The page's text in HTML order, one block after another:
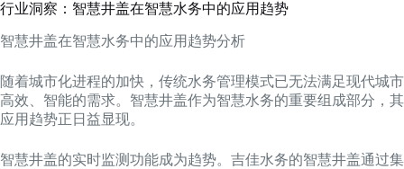
行业洞察：智慧井盖在智慧水务中的应用趋势
智慧井盖在智慧水务中的应用趋势分析
随着城市化进程的加快，传统水务管理模式已无法满足现代城市
高效、智能的需求。智慧井盖作为智慧水务的重要组成部分，其
应用趋势正日益显现。
智慧井盖的实时监测功能成为趋势。吉佳水务的智慧井盖通过集